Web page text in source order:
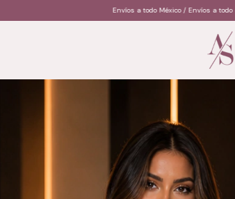
México / Envíos a todo México / Envíos a todo México / Envíos a